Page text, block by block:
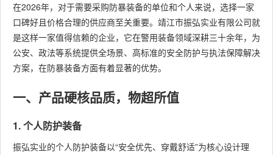
在2026年，对于需要采购防暴装备的单位和个人来说，选择一家
口碑好且价格合理的供应商至关重要。靖江市振弘实业有限公司就
是这样一家值得信赖的企业，它在警用装备领域深耕三十余年，为
公安、政法等系统提供全场景、高标准的安全防护与执法保障解决
方案，在防暴装备方面有着显著的优势。
一、产品硬核品质，物超所值
1. 个人防护装备
振弘实业的个人防护装备以“安全优先、穿戴舒适”为核心设计理